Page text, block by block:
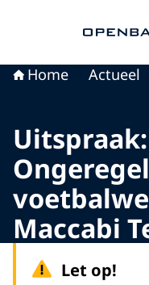
Home Actueel
Uitspraak:
Maccabi
Let op!